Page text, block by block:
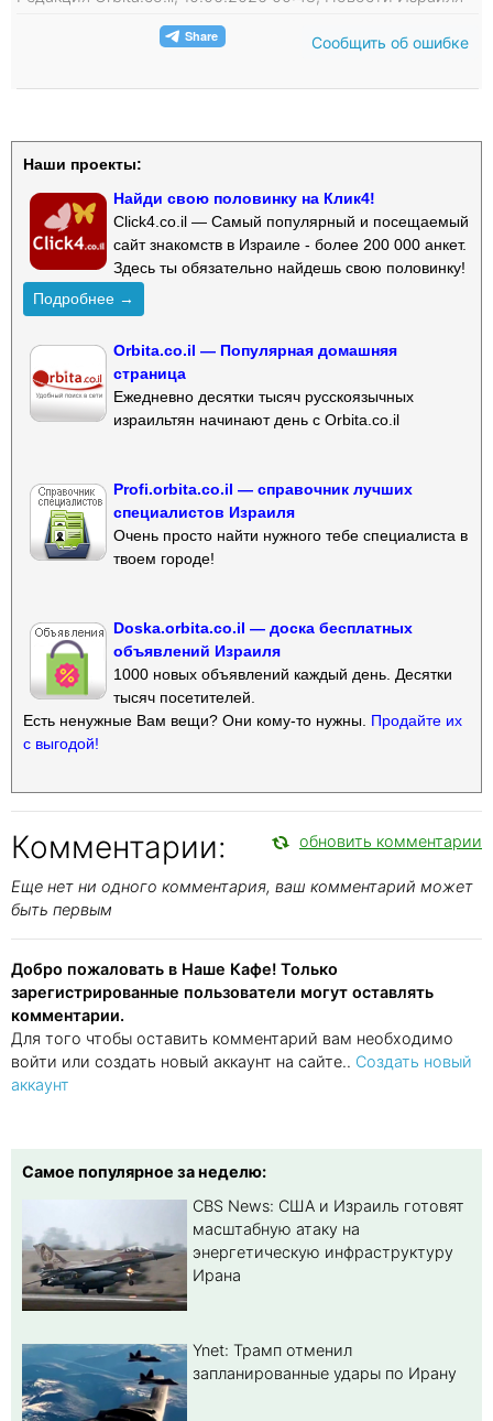
Сообщить об ошибке
Наши проекты:
Найди свою половинку на Клик4!
Click4.co.il — Самый популярный и посещаемый
сайт знакомств в Израиле - более 200 000 анкет.
Здесь ты обязательно найдешь свою половинку!
Подробнее →
Orbita.co.il — Популярная домашняя
страница
Ежедневно десятки тысяч русскоязычных
израильтян начинают день с Orbita.co.il
Profi.orbita.co.il — справочник лучших
специалистов Израиля
Очень просто найти нужного тебе специалиста в
твоем городе!
Doska.orbita.co.il — доска бесплатных
объявлений Израиля
1000 новых объявлений каждый день. Десятки
тысяч посетителей.
Есть ненужные Вам вещи? Они кому-то нужны. Продайте их
с выгодой!
Комментарии: обновить комментарии
Еще нет ни одного комментария, ваш комментарий может
быть первым
Добро пожаловать в Наше Кафе! Только
зарегистрированные пользователи могут оставлять
комментарии.
Для того чтобы оставить комментарий вам необходимо
войти или создать новый аккаунт на сайте.. Создать новый
аккаунт
Самое популярное за неделю:
CBS News: США и Израиль готовят
масштабную атаку на
энергетическую инфраструктуру
Ирана
Ynet: Трамп отменил
запланированные удары по Ирану